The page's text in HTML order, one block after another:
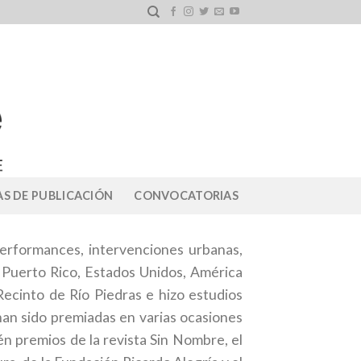
DE PUBLICACIÓN CONVOCATORIAS
intervenciones urbanas,
Rico, Estados Unidos, América
de Río Piedras e hizo estudios
sido premiadas en varias ocasiones
premios de la revista Sin Nombre, el